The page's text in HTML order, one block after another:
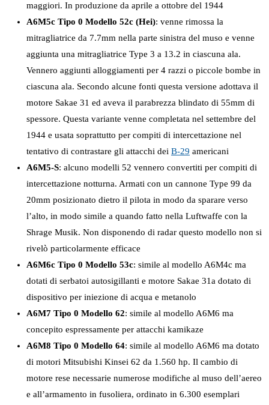
maggiori. In produzione da aprile a ottobre del 1944
A6M5c Tipo 0 Modello 52c (Hei): venne rimossa la
mitragliatrice da 7.7mm nella parte sinistra del muso e venne
aggiunta una mitragliatrice Type 3 a 13.2 in ciascuna ala.
Vennero aggiunti alloggiamenti per 4 razzi o piccole bombe in
ciascuna ala. Secondo alcune fonti questa versione adottava il
motore Sakae 31 ed aveva il parabrezza blindato di 55mm di
spessore. Questa variante venne completata nel settembre del
1944 e usata soprattutto per compiti di intercettazione nel
tentativo di contrastare gli attacchi dei B-29 americani
A6M5-S: alcuno modelli 52 vennero convertiti per compiti di
intercettazione notturna. Armati con un cannone Type 99 da
20mm posizionato dietro il pilota in modo da sparare verso
l’alto, in modo simile a quando fatto nella Luftwaffe con la
Shrage Musik. Non disponendo di radar questo modello non si
rivelò particolarmente efficace
A6M6c Tipo 0 Modello 53c: simile al modello A6M4c ma
dotati di serbatoi autosigillanti e motore Sakae 31a dotato di
dispositivo per iniezione di acqua e metanolo
A6M7 Tipo 0 Modello 62: simile al modello A6M6 ma
concepito espressamente per attacchi kamikaze
A6M8 Tipo 0 Modello 64: simile al modello A6M6 ma dotato
di motori Mitsubishi Kinsei 62 da 1.560 hp. Il cambio di
motore rese necessarie numerose modifiche al muso dell’aereo
e all’armamento in fusoliera, ordinato in 6.300 esemplari